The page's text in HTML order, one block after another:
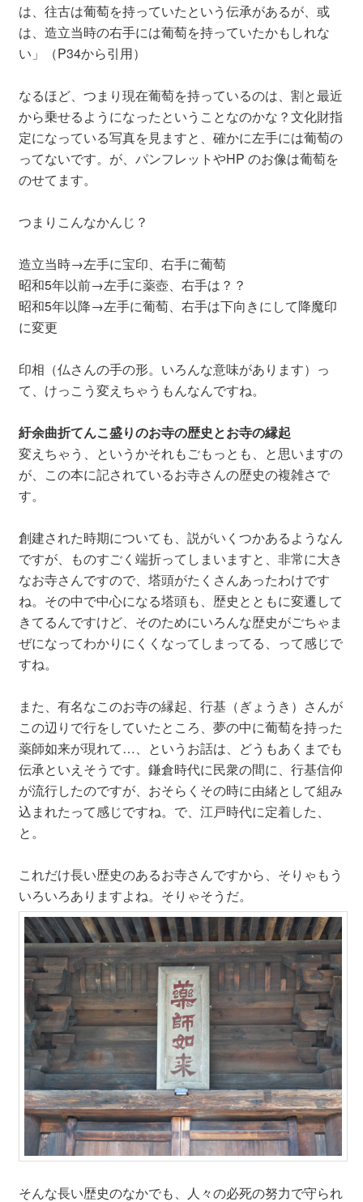
は、往古は葡萄を持っていたという伝承があるが、或
は、造立当時の右手には葡萄を持っていたかもしれな
い」（P34から引用）
なるほど、つまり現在葡萄を持っているのは、割と最近
から乗せるようになったということなのかな？文化財指
定になっている写真を見ますと、確かに左手には葡萄の
ってないです。が、パンフレットやHP のお像は葡萄を
のせてます。
つまりこんなかんじ？
造立当時→左手に宝印、右手に葡萄
昭和5年以前→左手に薬壺、右手は？？
昭和5年以降→左手に葡萄、右手は下向きにして降魔印
に変更
印相（仏さんの手の形。いろんな意味があります）っ
て、けっこう変えちゃうもんなんですね。
紆余曲折てんこ盛りのお寺の歴史とお寺の縁起
変えちゃう、というかそれもごもっとも、と思いますの
が、この本に記されているお寺さんの歴史の複雑さで
す。
創建された時期についても、説がいくつかあるようなん
ですが、ものすごく端折ってしまいますと、非常に大き
なお寺さんですので、塔頭がたくさんあったわけです
ね。その中で中心になる塔頭も、歴史とともに変遷して
きてるんですけど、そのためにいろんな歴史がごちゃま
ぜになってわかりにくくなってしまってる、って感じで
すね。
また、有名なこのお寺の縁起、行基（ぎょうき）さんが
この辺りで行をしていたところ、夢の中に葡萄を持った
薬師如来が現れて…、というお話は、どうもあくまでも
伝承といえそうです。鎌倉時代に民衆の間に、行基信仰
が流行したのですが、おそらくその時に由緒として組み
込まれたって感じですね。で、江戸時代に定着した、
と。
これだけ長い歴史のあるお寺さんですから、そりゃもう
いろいろありますよね。そりゃそうだ。
そんな長い歴史のなかでも、人々の必死の努力で守られ